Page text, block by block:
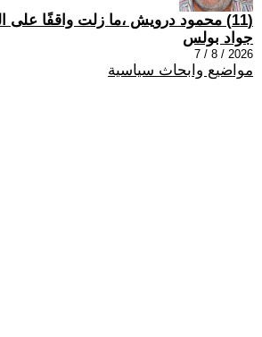
(11) محمود درويش ،ما زلت واقفًا على الريح بيننا
جواد بولس
2026 / 8 / 7
مواضيع وابحاث سياسية